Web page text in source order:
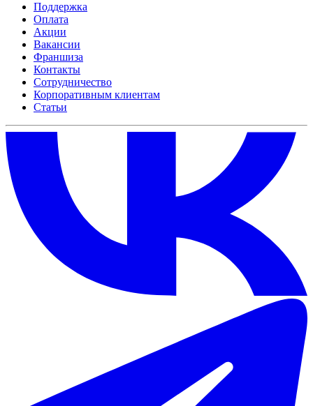
Поддержка
Оплата
Акции
Вакансии
Франшиза
Контакты
Сотрудничество
Корпоративным клиентам
Статьи